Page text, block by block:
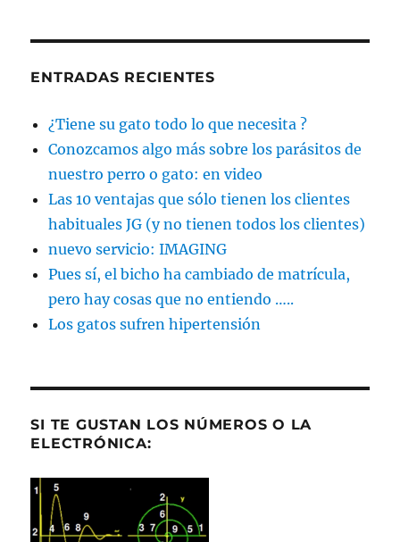
ENTRADAS RECIENTES
¿Tiene su gato todo lo que necesita ?
Conozcamos algo más sobre los parásitos de
nuestro perro o gato: en video
Las 10 ventajas que sólo tienen los clientes
habituales JG (y no tienen todos los clientes)
nuevo servicio: IMAGING
Pues sí, el bicho ha cambiado de matrícula,
pero hay cosas que no entiendo …..
Los gatos sufren hipertensión
SI TE GUSTAN LOS NÚMEROS O LA
ELECTRÓNICA: